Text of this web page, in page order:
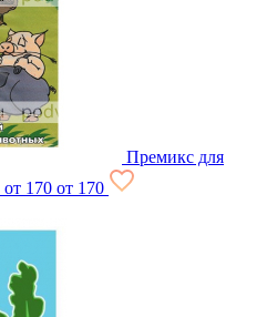
Премикс для
от 170 от 170